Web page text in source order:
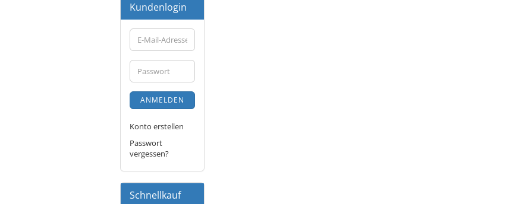
Kundenlogin
E-
Mail-
Adresse
Passwort
ANMELDEN
Konto erstellen
Passwort
vergessen?
Schnellkauf